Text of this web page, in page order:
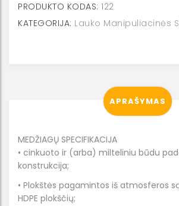
PRODUKTO KODAS: 122
KATEGORIJA: Lauko Manipuliacinės
APRAŠYMAS
MEDŽIAGŲ SPECIFIKACIJA
• cinkuoto ir (arba) milteliniu būdu
konstrukcija;
• Plokštės pagamintos iš atmosferos
HDPE plokščių;